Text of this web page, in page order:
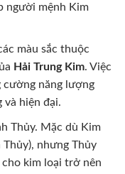
người mệnh Kim
màu sắc thuộc
Hải Trung Kim. Việc
cường năng lượng
và hiện đại.
Thủy. Mặc dù Kim
nhưng Thủy
cho kim loại trở nên